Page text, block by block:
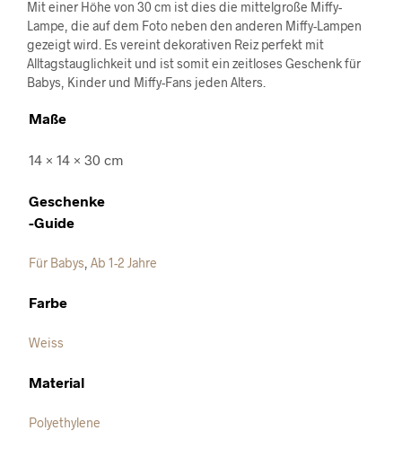
Mit einer Höhe von 30 cm ist dies die mittelgroße Miffy-
Lampe, die auf dem Foto neben den anderen Miffy-Lampen
gezeigt wird. Es vereint dekorativen Reiz perfekt mit
Alltagstauglichkeit und ist somit ein zeitloses Geschenk für
Babys, Kinder und Miffy-Fans jeden Alters.
Maße
14 × 14 × 30 cm
Geschenke
-Guide
Für Babys Ab 1-2 Jahre
Farbe
Weiss
Material
Polyethylene